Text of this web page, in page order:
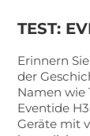
TEST:
Erinnern
der
Namen wie
Eventide
Geräte mit